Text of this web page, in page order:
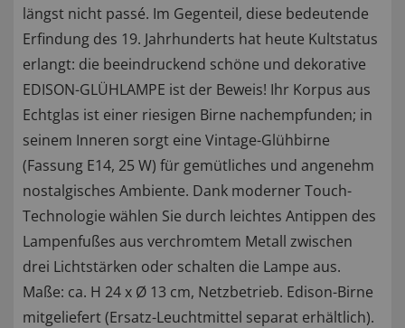
längst nicht passé. Im Gegenteil, diese bedeutende
Erfindung des 19. Jahrhunderts hat heute Kultstatus
erlangt: die beeindruckend schöne und dekorative
EDISON-GLÜHLAMPE ist der Beweis! Ihr Korpus aus
Echtglas ist einer riesigen Birne nachempfunden; in
seinem Inneren sorgt eine Vintage-Glühbirne
(Fassung E14, 25 W) für gemütliches und angenehm
nostalgisches Ambiente. Dank moderner Touch-
Technologie wählen Sie durch leichtes Antippen des
Lampenfußes aus verchromtem Metall zwischen
drei Lichtstärken oder schalten die Lampe aus.
Maße: ca. H 24 x Ø 13 cm, Netzbetrieb. Edison-Birne
mitgeliefert (Ersatz-Leuchtmittel separat erhältlich).